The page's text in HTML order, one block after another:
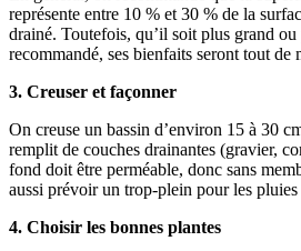
représente entre 10 % et 30 % de la
drainé. Toutefois, qu’il soit plus grand
recommandé, ses bienfaits seront tout de
3. Creuser et façonner
On creuse un bassin d’environ 15 à 30
remplit de couches drainantes (gravier,
fond doit être perméable, donc sans
aussi prévoir un trop-plein pour les pluies
4. Choisir les bonnes plantes